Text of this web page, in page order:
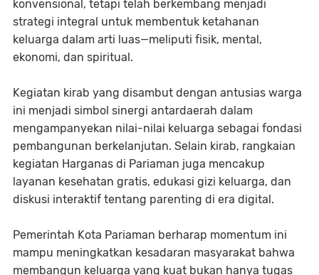
konvensional, tetapi telah berkembang menjadi
strategi integral untuk membentuk ketahanan
keluarga dalam arti luas—meliputi fisik, mental,
ekonomi, dan spiritual.
Kegiatan kirab yang disambut dengan antusias warga
ini menjadi simbol sinergi antardaerah dalam
mengampanyekan nilai-nilai keluarga sebagai fondasi
pembangunan berkelanjutan. Selain kirab, rangkaian
kegiatan Harganas di Pariaman juga mencakup
layanan kesehatan gratis, edukasi gizi keluarga, dan
diskusi interaktif tentang parenting di era digital.
Pemerintah Kota Pariaman berharap momentum ini
mampu meningkatkan kesadaran masyarakat bahwa
membangun keluarga yang kuat bukan hanya tugas